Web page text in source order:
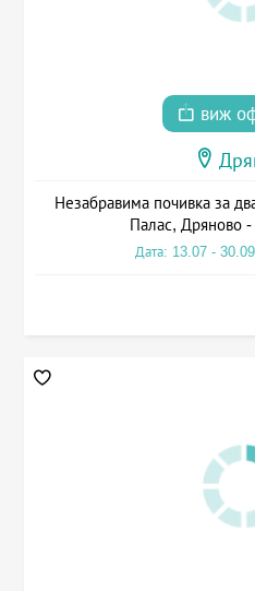
виж
Незабравима почивка за
Палас, Дряново -
Дата: 13.07 -